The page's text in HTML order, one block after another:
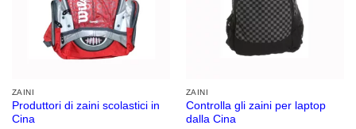
ZAINI
Produttori di zaini scolastici in
Cina
ZAINI
Controlla gli zaini per laptop
dalla Cina